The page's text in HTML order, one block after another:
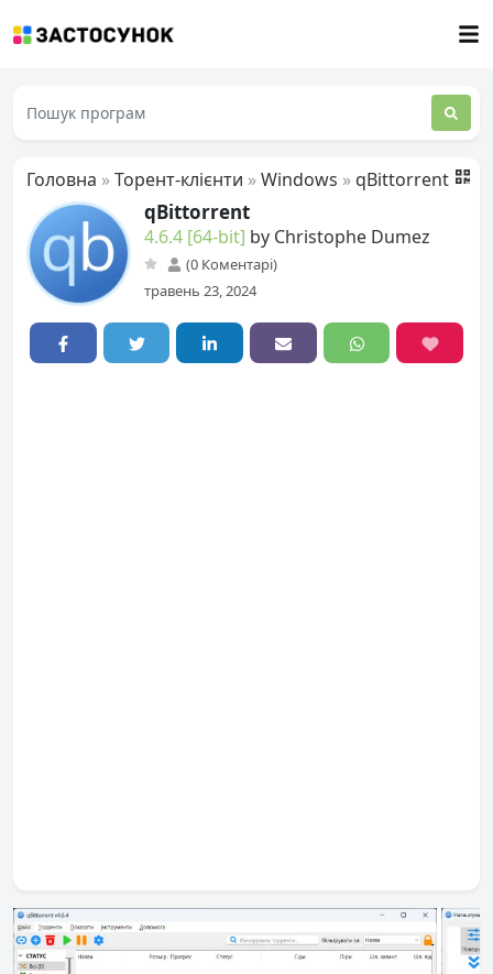
Головна »Торент-клієнти »Windows » qBittorrent
qBittorrent
4.6.4 [64-bit] by Christophe Dumez
(0 Коментарі)
травень 23, 2024